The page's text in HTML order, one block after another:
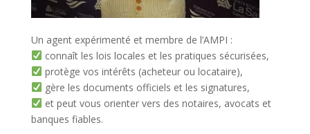
Un agent expérimenté et membre de l’AMPI :
connaît les lois locales et les pratiques sécurisées,
protège vos intérêts (acheteur ou locataire),
gère les documents officiels et les signatures,
et peut vous orienter vers des notaires, avocats et
banques fiables.